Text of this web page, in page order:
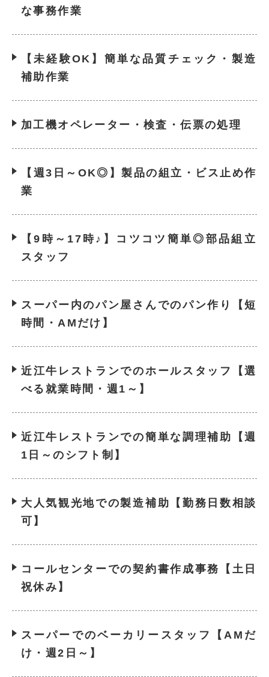
な事務作業
【未経験OK】簡単な品質チェック・製造
補助作業
加工機オペレーター・検査・伝票の処理
【週3日～OK◎】製品の組立・ビス止め作
業
【9時～17時♪】コツコツ簡単◎部品組立
スタッフ
スーパー内のパン屋さんでのパン作り【短
時間・AMだけ】
近江牛レストランでのホールスタッフ【選
べる就業時間・週1～】
近江牛レストランでの簡単な調理補助【週
1日～のシフト制】
大人気観光地での製造補助【勤務日数相談
可】
コールセンターでの契約書作成事務【土日
祝休み】
スーパーでのベーカリースタッフ【AMだ
け・週2日～】